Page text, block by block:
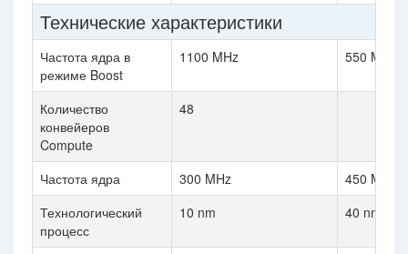
Технические характеристики
Частота ядра в
режиме Boost
1100 MHz 550 MHz
Количество
конвейеров
Compute
48
Частота ядра 300 MHz
450 MHz
Технологический
процесс
10 nm 40 nm